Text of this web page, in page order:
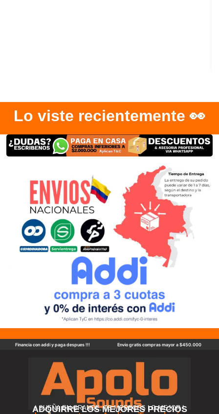
Lo viste recientemente 👀
Financia con addi y paga despues !!! Envio gratis compras mayor a $450.000
ADQUIRRE LOS MEJORES PRECIOS
! SUEÑA EN GRANDE, TE MERECES LO MEJOR !